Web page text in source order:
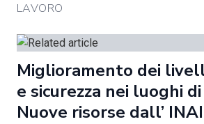
LAVORO
Miglioramento dei
e sicurezza nei luoghi
Nuove risorse dall’